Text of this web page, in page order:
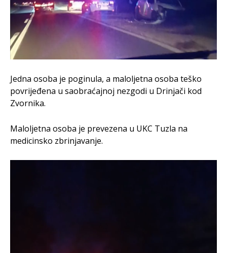
Jedna osoba je poginula, a maloljetna osoba teško
povrijeđena u saobraćajnoj nezgodi u Drinjači kod
Zvornika.
Maloljetna osoba je prevezena u UKC Tuzla na
medicinsko zbrinjavanje.